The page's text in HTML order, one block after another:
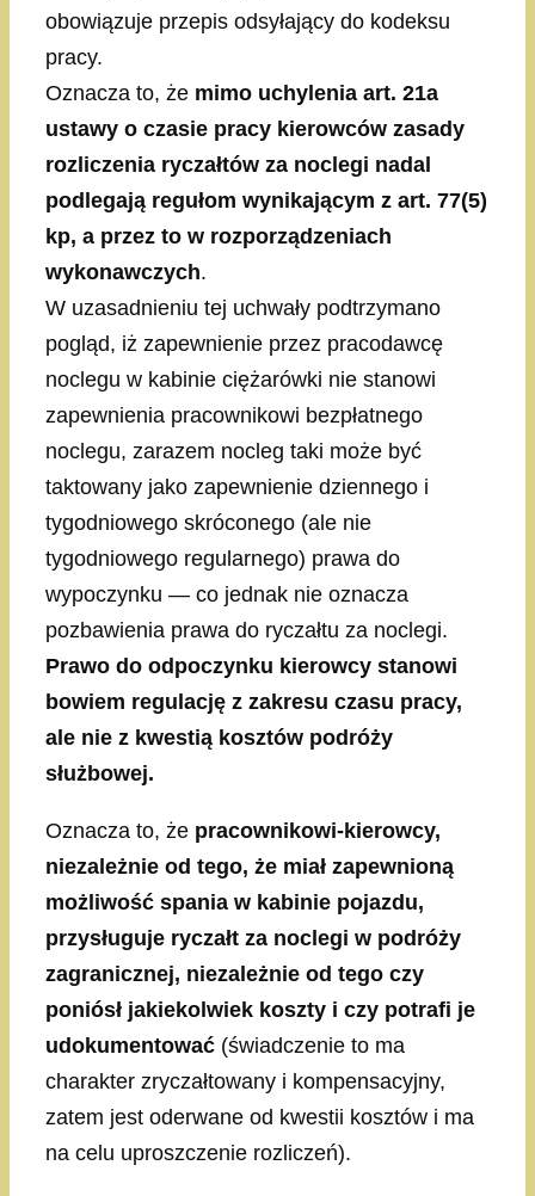
obowiązuje przepis odsyłający do kodeksu
pracy.
Oznacza to, że mimo uchylenia art. 21a
ustawy o czasie pracy kierowców zasady
rozliczenia ryczałtów za noclegi nadal
podlegają regułom wynikającym z art. 77(5)
kp, a przez to w rozporządzeniach
wykonawczych.
W uzasadnieniu tej uchwały podtrzymano
pogląd, iż zapewnienie przez pracodawcę
noclegu w kabinie ciężarówki nie stanowi
zapewnienia pracownikowi bezpłatnego
noclegu, zarazem nocleg taki może być
taktowany jako zapewnienie dziennego i
tygodniowego skróconego (ale nie
tygodniowego regularnego) prawa do
wypoczynku — co jednak nie oznacza
pozbawienia prawa do ryczałtu za noclegi.
Prawo do odpoczynku kierowcy stanowi
bowiem regulację z zakresu czasu pracy,
ale nie z kwestią kosztów podróży
służbowej.
Oznacza to, że pracownikowi-kierowcy,
niezależnie od tego, że miał zapewnioną
możliwość spania w kabinie pojazdu,
przysługuje ryczałt za noclegi w podróży
zagranicznej, niezależnie od tego czy
poniósł jakiekolwiek koszty i czy potrafi je
udokumentować (świadczenie to ma
charakter zryczałtowany i kompensacyjny,
zatem jest oderwane od kwestii kosztów i ma
na celu uproszczenie rozliczeń).